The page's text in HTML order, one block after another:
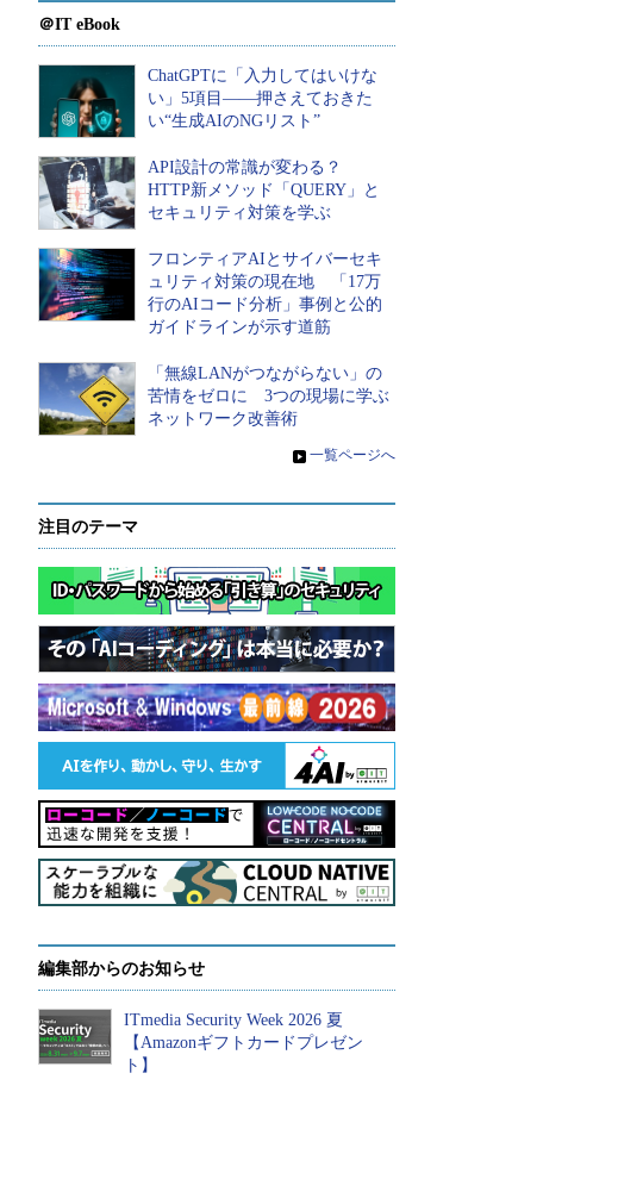
＠IT eBook
ChatGPTに「入力してはいけな
い」5項目――押さえておきた
い“生成AIのNGリスト”
API設計の常識が変わる？
HTTP新メソッド「QUERY」と
セキュリティ対策を学ぶ
フロンティアAIとサイバーセキ
ュリティ対策の現在地 「17万
行のAIコード分析」事例と公的
ガイドラインが示す道筋
「無線LANがつながらない」の
苦情をゼロに 3つの現場に学ぶ
ネットワーク改善術
» 一覧ページへ
注目のテーマ
編集部からのお知らせ
ITmedia Security Week 2026 夏
【Amazonギフトカードプレゼン
ト】